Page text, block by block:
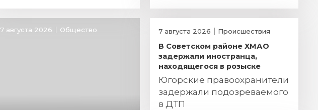
7 августа 2026 Общество 7 августа 2026 Происшествия
В Советском районе ХМАО
задержали иностранца,
находящегося в розыске
Югорские правоохранители
задержали подозреваемого
в ДТП